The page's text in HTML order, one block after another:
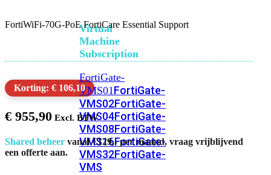
Virtual
Machine
Subscription
FortiGate-
VMS01FortiGate-
VMS02FortiGate-
VMS04FortiGate-
VMS08FortiGate-
VMS16FortiGate-
VMS32FortiGate-
VMS
FortiWiFi-70G-PoE FortiCare Essential Support
Korting: € 106,10
€ 955,90
Shared beheer vanaf €129,- per maand, vraag vrijblijvend
een offerte aan.